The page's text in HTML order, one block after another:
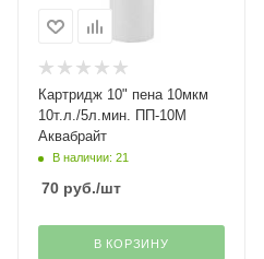
Картридж 10" пена 10мкм
10т.л./5л.мин. ПП-10М
Аквабрайт
В наличии: 21
70 руб./шт
В КОРЗИНУ